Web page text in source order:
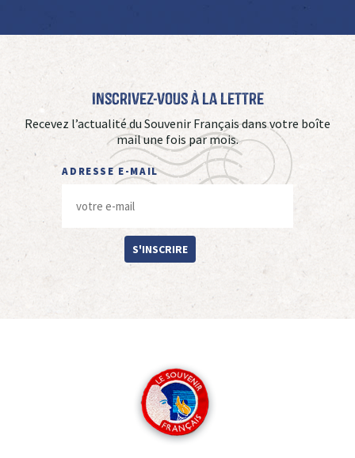
Inscrivez-vous à La Lettre
Recevez l’actualité du Souvenir Français dans votre boîte
mail une fois par mois.
ADRESSE E-MAIL
S'INSCRIRE